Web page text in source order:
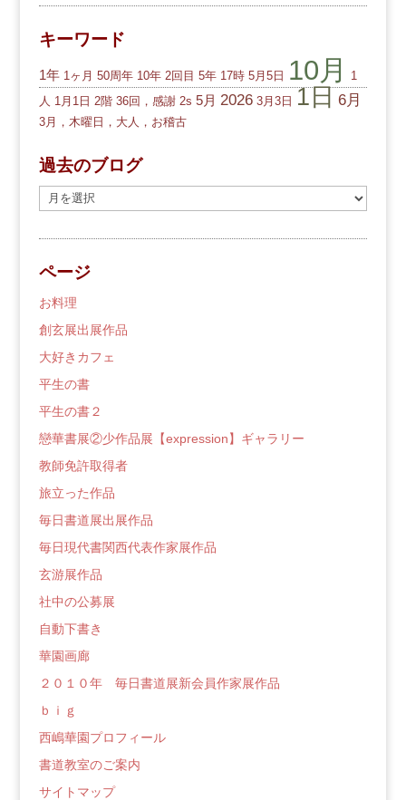
キーワード
1年 1ヶ月 50周年 10年 2回目 5年 17時 5月5日 10月
1
人 1月1日 2階 36回，感謝 2s 5月 2026 3月3日 1日 6月
3月，木曜日，大人，お稽古
過去のブログ
去
の
ロ
グ
ページ
お料理
創玄展出展作品
大好きカフェ
平生の書
平生の書２
戀華書展②少作品展【expression】ギャラリー
教師免許取得者
旅立った作品
毎日書道展出展作品
毎日現代書関西代表作家展作品
玄游展作品
社中の公募展
自動下書き
華園画廊
２０１０年 毎日書道展新会員作家展作品
ｂｉｇ
西嶋華園プロフィール
書道教室のご案内
サイトマップ